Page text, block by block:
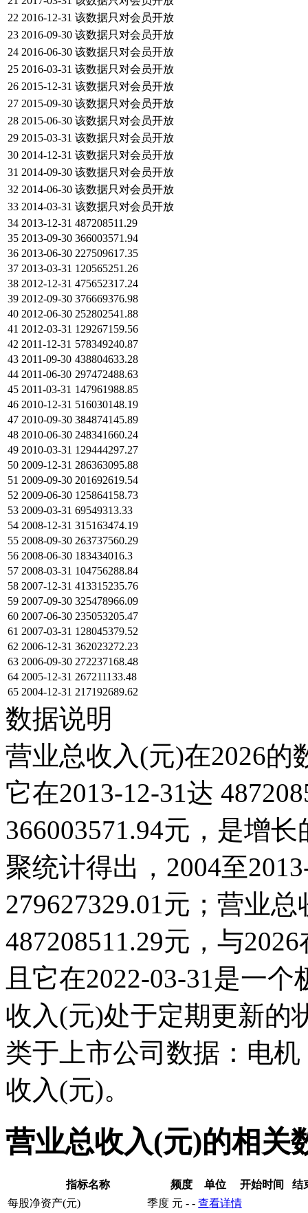
22 2016-12-31 该数据只对会员开放
23 2016-09-30 该数据只对会员开放
24 2016-06-30 该数据只对会员开放
25 2016-03-31 该数据只对会员开放
26 2015-12-31 该数据只对会员开放
27 2015-09-30 该数据只对会员开放
28 2015-06-30 该数据只对会员开放
29 2015-03-31 该数据只对会员开放
30 2014-12-31 该数据只对会员开放
31 2014-09-30 该数据只对会员开放
32 2014-06-30 该数据只对会员开放
33 2014-03-31 该数据只对会员开放
34 2013-12-31 487208511.29
35 2013-09-30 366003571.94
36 2013-06-30 227509617.35
37 2013-03-31 120565251.26
38 2012-12-31 475652317.24
39 2012-09-30 376669376.98
40 2012-06-30 252802541.88
41 2012-03-31 129267159.56
42 2011-12-31 578349240.87
43 2011-09-30 438804633.28
44 2011-06-30 297472488.63
45 2011-03-31 147961988.85
46 2010-12-31 516030148.19
47 2010-09-30 384874145.89
48 2010-06-30 248341660.24
49 2010-03-31 129444297.27
50 2009-12-31 286363095.88
51 2009-09-30 201692619.54
52 2009-06-30 125864158.73
53 2009-03-31 69549313.33
54 2008-12-31 315163474.19
55 2008-09-30 263737560.29
56 2008-06-30 183434016.3
57 2008-03-31 104756288.84
58 2007-12-31 413315235.76
59 2007-09-30 325478966.09
60 2007-06-30 235053205.47
61 2007-03-31 128045379.52
62 2006-12-31 362023272.23
63 2006-09-30 272237168.48
64 2005-12-31 267211133.48
65 2004-12-31 217192689.62
数据说明
营业总收入(元)在2026的
它在2013-12-31达
366003571.94元，是增
聚统计得出，2004至
279627329.01元；营业
487208511.29元，与
且它在2022-03-31是一
收入(元)处于定期更新的
类于上市公司数据：电
收入(元)。
营业总收入(元)的相关
指标名称 频度 单位 开始时间
结
每股净资产(元)
季度 元 - - 查看详情